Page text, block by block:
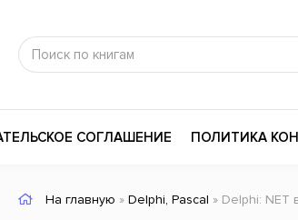
СОГЛАШЕНИЕ ПОЛИТИКА
На главную » Delphi, Pascal » Delphi: NET